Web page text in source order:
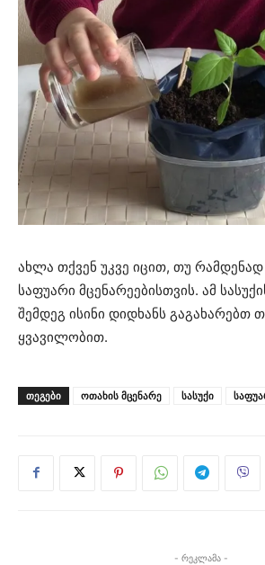
ახლა თქვენ უკვე იცით, თუ
საფუარი მცენარეებისთვის. ამ
შემდეგ ისინი დიდხანს გაგახარებთ
ყვავილობით.
ᲗᲔᲒᲔᲑᲘ ოთახის მცენარე სასუქი
- რეკლამა -